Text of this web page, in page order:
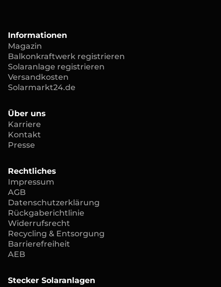
Informationen
Magazin
Balkonkraftwerk registrieren
Solaranlage registrieren
Versandkosten
Solarmarkt24.de
Über uns
Karriere
Kontakt
Presse
Rechtliches
Impressum
AGB
Datenschutzerklärung
Rückgaberichtlinie
Widerrufsrecht
Recycling & Entsorgung
Barrierefreiheit
AEB
Stecker Solaranlagen